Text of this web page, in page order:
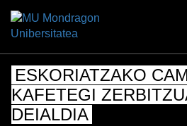
ESKORIATZAKO
KAFETEGI
DEIALDIA